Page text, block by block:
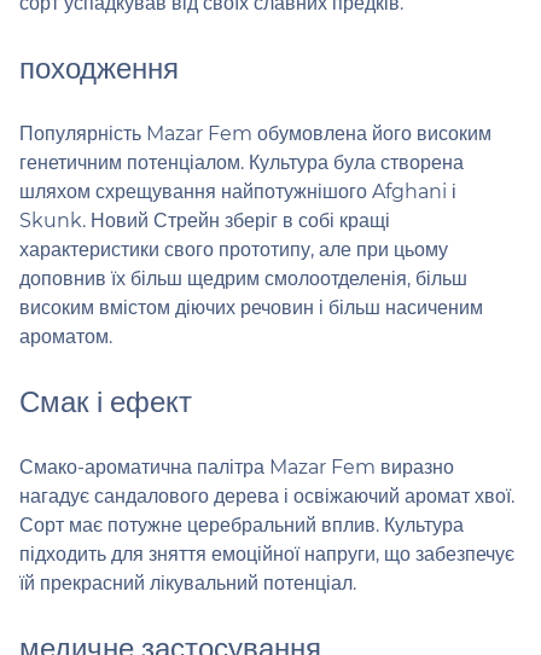
походження
Популярність Mazar Fem обумовлена ​​його високим
генетичним потенціалом. Культура була створена
шляхом схрещування найпотужнішого Afghani і
Skunk. Новий Стрейн зберіг в собі кращі
характеристики свого прототипу, але при цьому
доповнив їх більш щедрим смолоотделенія, більш
високим вмістом діючих речовин і більш насиченим
ароматом.
Смак і ефект
Смако-ароматична палітра Mazar Fem виразно
нагадує сандалового дерева і освіжаючий аромат хвої.
Сорт має потужне церебральний вплив. Культура
підходить для зняття емоційної напруги, що забезпечує
їй прекрасний лікувальний потенціал.